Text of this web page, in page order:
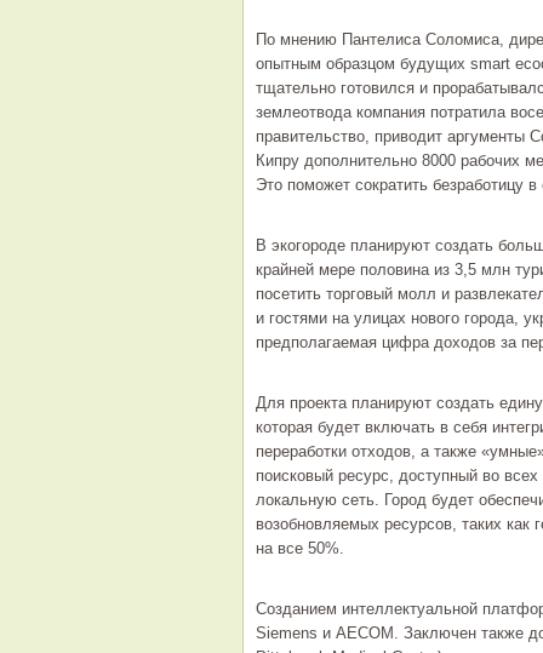
По мнению Пантелиса Соломиса,
опытным образцом будущих smart
тщательно готовился и
землеотвода компания потратила
правительство, приводит
Кипру дополнительно 8000 рабочих
Это поможет сократить безработицу
В экогороде планируют создать
крайней мере половина из 3,5 млн
посетить торговый молл и
и гостями на улицах нового города,
предполагаемая цифра доходов за
Для проекта планируют создать
которая будет включать в себя
переработки отходов, а также
поисковый ресурс, доступный во
локальную сеть. Город будет
возобновляемых ресурсов, таких как
на все 50%.
Созданием интеллектуальной
Siemens и AECOM. Заключен также